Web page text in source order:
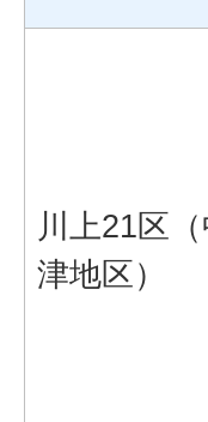
川上21区（
津地区）